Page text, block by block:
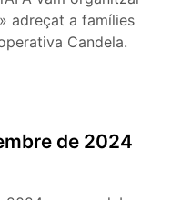
adreçat a famílies
Candela.
de 2024